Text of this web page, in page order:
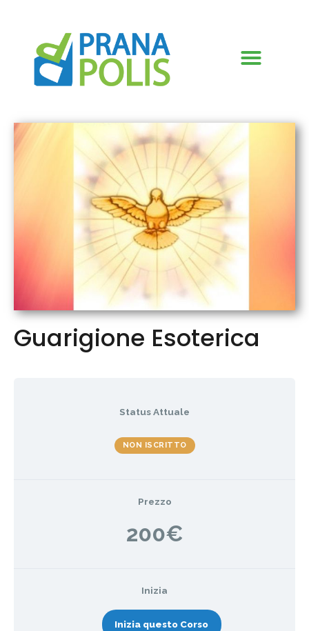
Guarigione Esoterica
Status Attuale
NON ISCRITTO
Prezzo
200€
Inizia
Inizia questo Corso